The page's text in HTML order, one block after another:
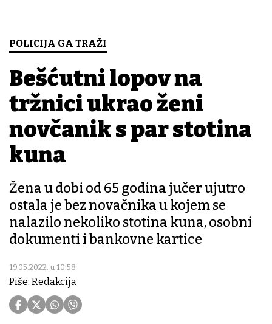
POLICIJA GA TRAŽI
Bešćutni lopov na
tržnici ukrao ženi
novčanik s par stotina
kuna
Žena u dobi od 65 godina jučer ujutro
ostala je bez novačnika u kojem se
nalazilo nekoliko stotina kuna, osobni
dokumenti i bankovne kartice
19.05.2022. u 10:58
Piše: Redakcija